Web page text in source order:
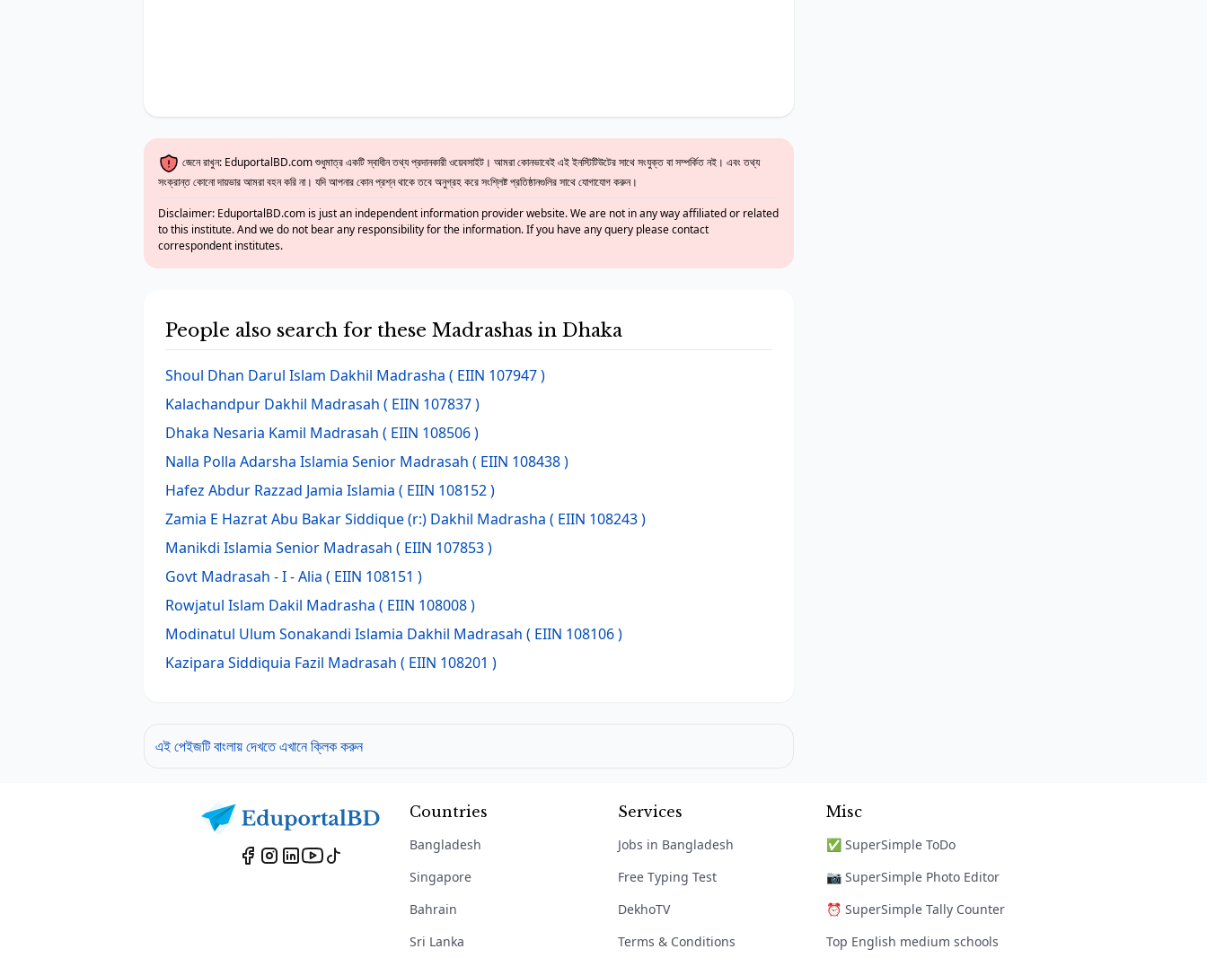
জেনে রাখুন: EduportalBD.com শুধুমাত্র একটি স্বাধীন তথ্য প্রদানকারী ওয়েবসাইট। আমরা কোনভাবেই এই ইনস্টিটিউটের সাথে সংযুক্ত বা সম্পর্কিত নই। এবং তথ্য
সংক্রান্ত কোনো দায়ভার আমরা বহন করি না। যদি আপনার কোন প্রশ্ন থাকে তবে অনুগ্রহ করে সংশ্লিষ্ট প্রতিষ্ঠানগুলির সাথে যোগাযোগ করুন।
Disclaimer: EduportalBD.com is just an independent information provider website. We are not in any way affiliated or related
to this institute. And we do not bear any responsibility for the information. If you have any query please contact
correspondent institutes.
People also search for these Madrashas in Dhaka
Shoul Dhan Darul Islam Dakhil Madrasha ( EIIN 107947 )
Kalachandpur Dakhil Madrasah ( EIIN 107837 )
Dhaka Nesaria Kamil Madrasah ( EIIN 108506 )
Nalla Polla Adarsha Islamia Senior Madrasah ( EIIN 108438 )
Hafez Abdur Razzad Jamia Islamia ( EIIN 108152 )
Zamia E Hazrat Abu Bakar Siddique (r:) Dakhil Madrasha ( EIIN 108243 )
Manikdi Islamia Senior Madrasah ( EIIN 107853 )
Govt Madrasah - I - Alia ( EIIN 108151 )
Rowjatul Islam Dakil Madrasha ( EIIN 108008 )
Modinatul Ulum Sonakandi Islamia Dakhil Madrasah ( EIIN 108106 )
Kazipara Siddiquia Fazil Madrasah ( EIIN 108201 )
এই পেইজটি বাংলায় দেখতে এখানে ক্লিক করুন
Countries
Bangladesh
Singapore
Bahrain
Sri Lanka
Services
Jobs in Bangladesh
Free Typing Test
DekhoTV
Terms & Conditions
Misc
✅ SuperSimple ToDo
📷 SuperSimple Photo Editor
⏰ SuperSimple Tally Counter
Top English medium schools